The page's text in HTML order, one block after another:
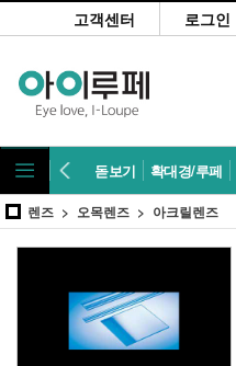
고객센터 로그인
돋보기 확대경/루페
렌즈 오목렌즈 아크릴렌즈